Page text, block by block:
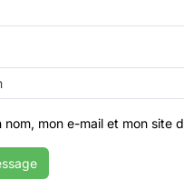
nom, mon e-mail et mon site